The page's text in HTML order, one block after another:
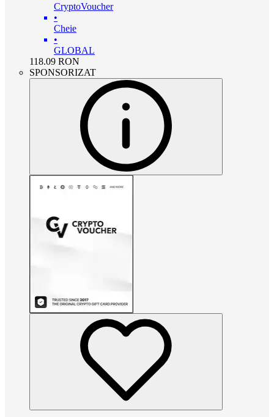
CryptoVoucher
•
Cheie
•
GLOBAL
118.09 RON
SPONSORIZAT